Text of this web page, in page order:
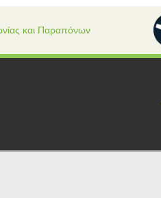
και Παραπόνων